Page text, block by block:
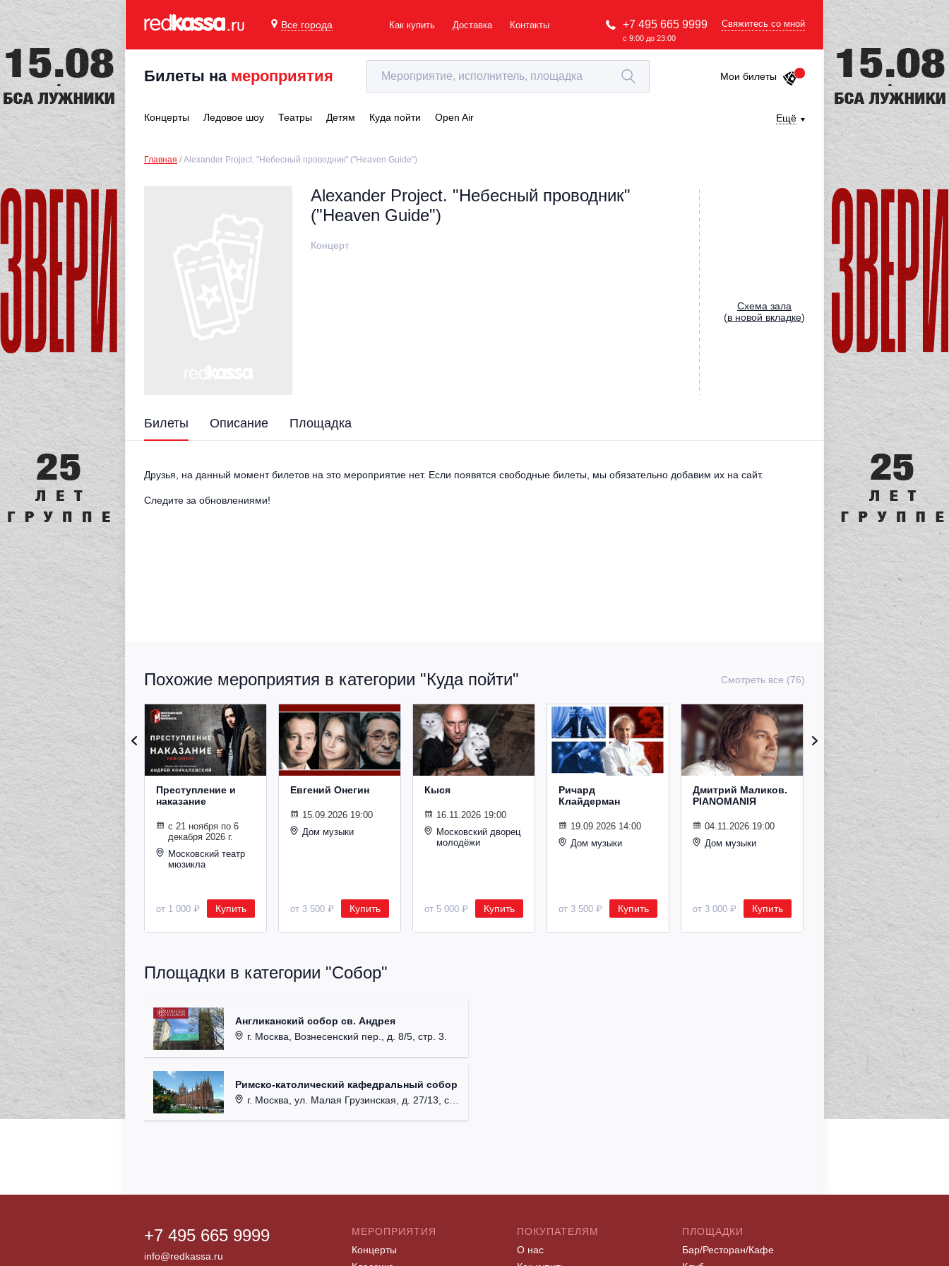
Все города Как купить Доставка Контакты +7 495 665 9999
с 9:00 до 23:00
Свяжитесь со мной
Билеты на мероприятия Мои билеты
Концерты Ледовое шоу Театры Детям Куда пойти Open Air Ещё
Главная Alexander Project. "Небесный проводник" ("Heaven Guide")
Alexander Project. "Небесный проводник"
("Heaven Guide")
Концерт
Cхема зала
(в новой вкладке)
Билеты Описание Площадка
Друзья, на данный момент билетов на это мероприятие нет. Если появятся свободные билеты, мы обязательно добавим их на сайт.
Следите за обновлениями!
Похожие мероприятия в категории "Куда пойти" Смотреть все (76)
Преступление и
наказание
с 21 ноября по 6
декабря 2026 г.
Московский театр
мюзикла
от 1 000 ₽ Купить
Евгений Онегин
15.09.2026 19:00
Дом музыки
от 3 500 ₽ Купить
Кыся
16.11.2026 19:00
Московский дворец
молодёжи
от 5 000 ₽ Купить
Ричард
Клайдерман
19.09.2026 14:00
Дом музыки
от 3 500 ₽ Купить
Дмитрий Маликов.
PIANOMANIЯ
04.11.2026 19:00
Дом музыки
от 3 000 ₽ Купить
Рождественский
концерт
Владимира
Спивакова
24.12.2026 19:00
Дом музыки
от 8 500 ₽ Купить
Площадки в категории "Собор"
Англиканский собор св. Андрея
г. Москва, Вознесенский пер., д. 8/5, стр. 3.
Римско-католический кафедральный собор
г. Москва, ул. Малая Грузинская, д. 27/13, стр. 1.
+7 495 665 9999
info@redkassa.ru
МЕРОПРИЯТИЯ
Концерты
ПОКУПАТЕЛЯМ
О нас
ПЛОЩАДКИ
Бар/Ресторан/Кафе